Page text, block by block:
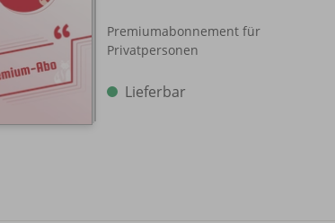
Premiumabonnement für
Privatpersonen
Lieferbar